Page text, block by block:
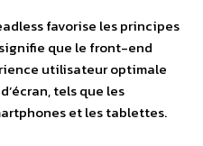
favorise les principes
que le front-end
utilisateur optimale
tels que les
et les tablettes.